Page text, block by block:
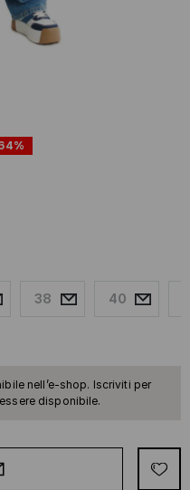
38 40
nell’e-shop. Iscriviti per
disponibile.